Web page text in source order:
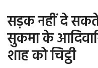
Office Office
Political Gossips
सड़क नहीं दे सकते
सुकमा के
शाह को चिट्ठी